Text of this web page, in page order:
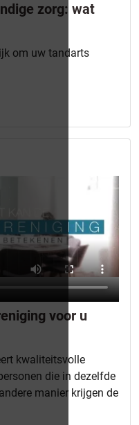
zorg: wat
om uw tandarts
voor u
kwaliteitsvolle
die in dezelfde
manier krijgen de